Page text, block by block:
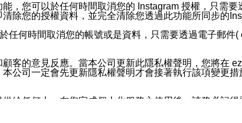
，您可以於任何時間取消您的 Instagram 授權，只需
除您的授權資料，並完全清除您透過此功能所同步的
任何時間取消您的帳號或是資料，只需要透過電子郵件(
客的意見反應。當本公司更新此隱私權聲明，您將在
公司一定會先更新隱私權聲明才會接著執行該項變更
給任何人。在您完成個人化服務之使用後，請務必記
理區。